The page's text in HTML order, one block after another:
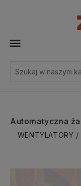

Automatyczna
WENTYLATORY